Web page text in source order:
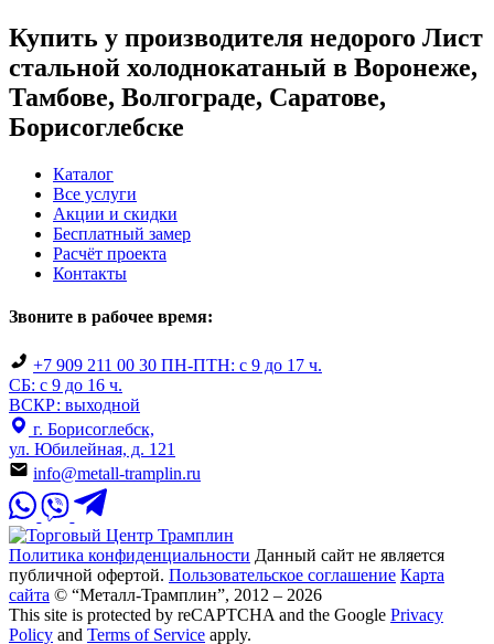
Купить у производителя недорого Лист
стальной холоднокатаный в Воронеже,
Тамбове, Волгограде, Саратове,
Борисоглебске
Каталог
Все услуги
Акции и скидки
Бесплатный замер
Расчёт проекта
Контакты
Звоните в рабочее время:
+7 909 211 00 30 ПН-ПТН: с 9 до 17 ч.
СБ: с 9 до 16 ч.
ВСКР: выходной
г. Борисоглебск,
ул. Юбилейная, д. 121
info@metall-tramplin.ru
Политика конфиденциальности Данный сайт не является
публичной офертой. Пользовательское соглашение Карта
сайта © “Металл-Трамплин”, 2012 – 2026
This site is protected by reCAPTCHA and the Google Privacy
Policy and Terms of Service apply.